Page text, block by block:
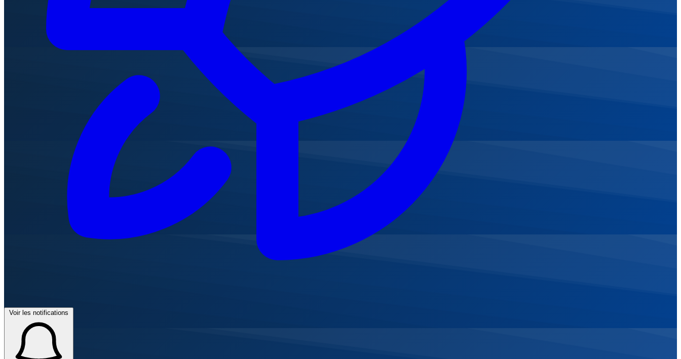
Voir les notifications